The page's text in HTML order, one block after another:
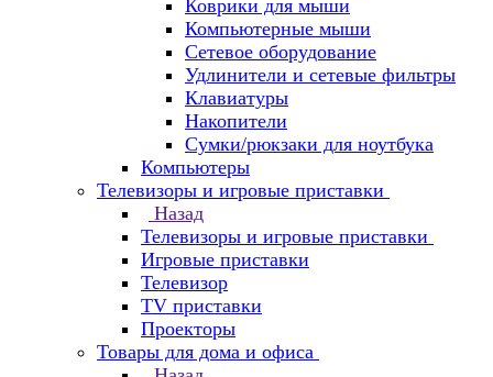
Коврики для мыши
Компьютерные мыши
Сетевое оборудование
Удлинители и сетевые фильтры
Клавиатуры
Накопители
Сумки/рюкзаки для ноутбука
Компьютеры
Телевизоры и игровые приставки
Назад
Телевизоры и игровые приставки
Игровые приставки
Телевизор
TV приставки
Проекторы
Товары для дома и офиса